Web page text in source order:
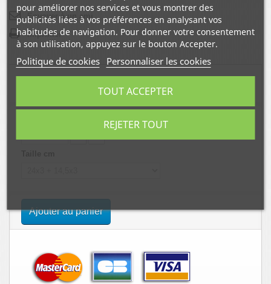
Envoyer à un ami
Imprimer
39,00 €
Ajouter au panier
pour améliorer nos services et vous montrer des
publicités liées à vos préférences en analysant vos
habitudes de navigation. Pour donner votre consentement
à son utilisation, appuyez sur le bouton Accepter.
Politique de cookies Personnaliser les cookies
REJETER TOUT
TOUT ACCEPTER